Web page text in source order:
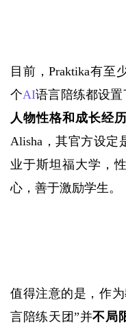
目前，Praktika有至
个AI语言陪练都设置
人物性格和成长经历
Alisha，其官方设定
业于斯坦福大学，
心，善于激励学生。
值得注意的是，作
言陪练天团”并不局